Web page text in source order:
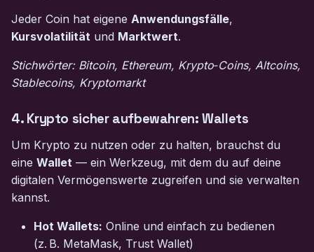
Jeder Coin hat eigene Anwendungsfälle,
Kursvolatilität und Marktwert.
Stichwörter: Bitcoin, Ethereum, Krypto‑Coins, Altcoins,
Stablecoins, Kryptomarkt
4. Krypto sicher aufbewahren: Wallets
Um Krypto zu nutzen oder zu halten, brauchst du
eineWallet — ein Werkzeug, mit dem du auf deine
digitalen Vermögenswerte zugreifen und sie verwalten
kannst.
Hot Wallets: Online und einfach zu bedienen
(z. B. MetaMask, Trust Wallet)